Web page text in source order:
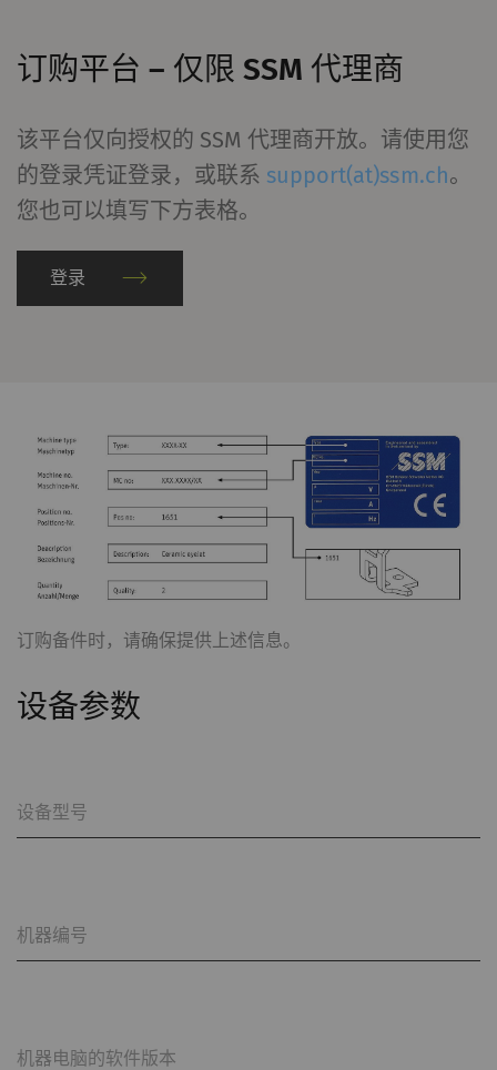
订购平台 – 仅限 SSM 代理商
该平台仅向授权的 SSM 代理商开放。请使用您
的登录凭证登录，或联系 support(at)ssm.ch。
您也可以填写下方表格。
登录
订购备件时，请确保提供上述信息。
设备参数
设备型号
机器编号
机器电脑的软件版本